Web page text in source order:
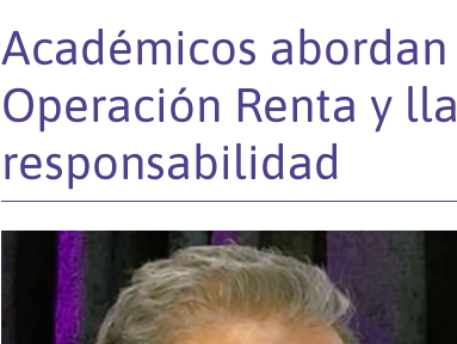
Académicos
Operación Renta y
responsabilidad